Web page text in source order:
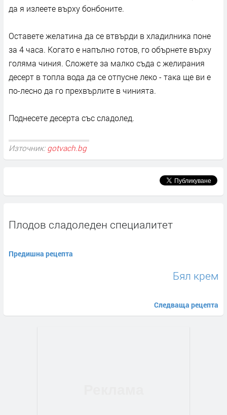
да я излеете върху бонбоните.
Оставете желатина да се втвърди в хладилника поне
за 4 часа. Когато е напълно готов, го обърнете върху
голяма чиния. Сложете за малко съда с желирания
десерт в топла вода да се отпусне леко - така ще ви е
по-лесно да го прехвърлите в чинията.
Поднесете десерта със сладолед.
Източник: gotvach.bg
Плодов сладоледен специалитет
Предишна рецепта
Бял крем
Следваща рецепта